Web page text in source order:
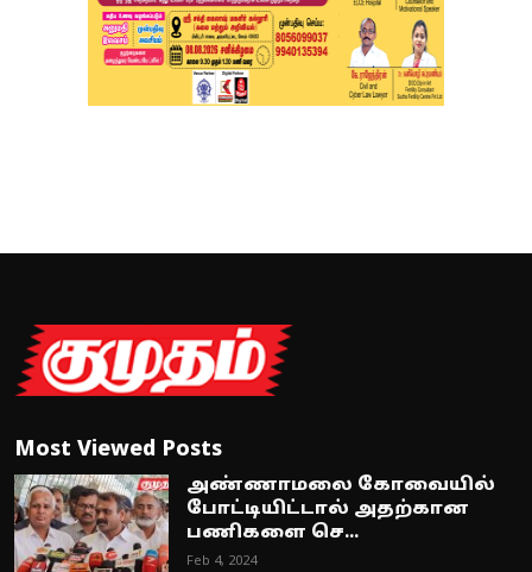
Most Viewed Posts
அண்ணாமலை கோவையில்
போட்டியிட்டால் அதற்கான
பணிகளை செ...
Feb 4, 2024